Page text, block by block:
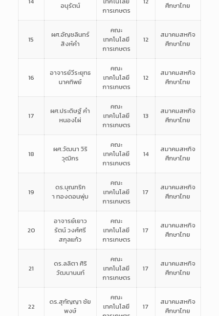
อนุรัตน์
การเกษตร
ศึกษาไทย
15
ผศ.อัญชลินทร์
สิงห์คำ
คณะ
เทคโนโลยี
การเกษตร
12
สมาคมสหกิจ
ศึกษาไทย
16
อาจารย์วีระยุทธ
นาคทิพย์
คณะ
เทคโนโลยี
การเกษตร
12
สมาคมสหกิจ
ศึกษาไทย
17
ผศ.ประดิษฐ์ คำ
หนองไผ่
คณะ
เทคโนโลยี
การเกษตร
13
สมาคมสหกิจ
ศึกษาไทย
18
ผศ.วัฒนา วิริ
วุฒิกร
คณะ
เทคโนโลยี
การเกษตร
14
สมาคมสหกิจ
ศึกษาไทย
19
ดร.บุณฑริก
า ทองดอนพุ่ม
คณะ
เทคโนโลยี
การเกษตร
17
สมาคมสหกิจ
ศึกษาไทย
20
อาจารย์เยาว
รัตน์ วงศ์ศรี
สกุลแก้ว
คณะ
เทคโนโลยี
การเกษตร
17
สมาคมสหกิจ
ศึกษาไทย
21
ดร.ลลิตา ศิริ
วัฒนานนท์
คณะ
เทคโนโลยี
การเกษตร
17
สมาคมสหกิจ
ศึกษาไทย
22
ดร.สุกัญญา ชัย
พงษ์
คณะ
เทคโนโลยี
17
สมาคมสหกิจ
ศึกษาไทย